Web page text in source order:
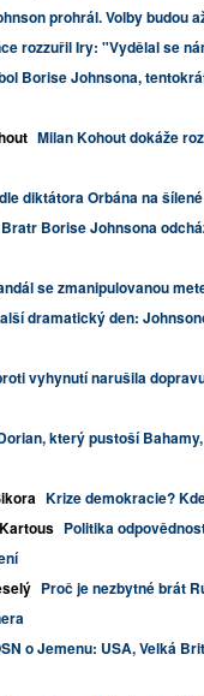
prohrál. Volby budou
rozzuřil Iry: "Vydělal se
Borise Johnsona,
Milan Kohout dokáže
diktátora Orbána na
Borise Johnsona
se zmanipulovanou
dramatický den:
vyhynutí narušila
který pustoší
Krize demokracie?
Politika
Proč je nezbytné brát
o Jemenu: USA, Velká